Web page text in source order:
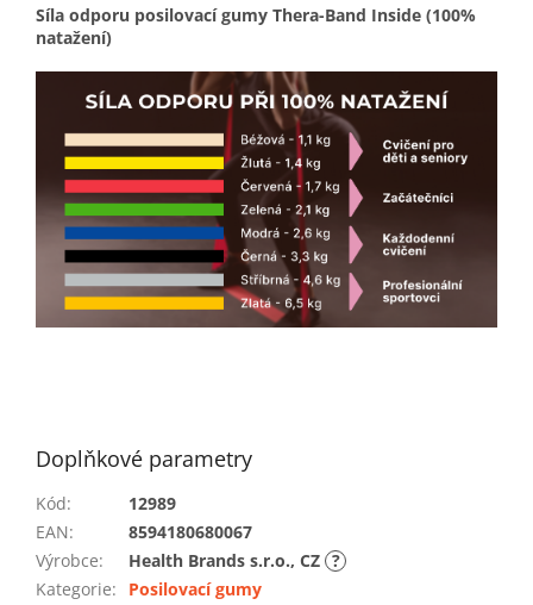
Síla odporu posilovací gumy Thera-Band Inside (100%
natažení)
Doplňkové parametry
Kód:
12989
EAN:
8594180680067
Výrobce: Health Brands s.r.o., CZ ?
Kategorie:
Posilovací gumy